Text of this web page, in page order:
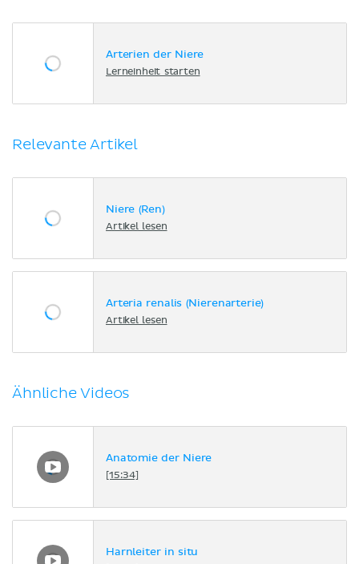
Arterien der Niere
Lerneinheit starten
Relevante Artikel
Niere (Ren)
Artikel lesen
Arteria renalis (Nierenarterie)
Artikel lesen
Ähnliche Videos
Anatomie der Niere
[15:34]
Harnleiter in situ